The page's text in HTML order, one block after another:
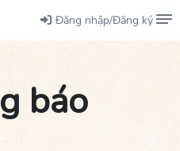
Đăng nhập/Đăng ký
báo